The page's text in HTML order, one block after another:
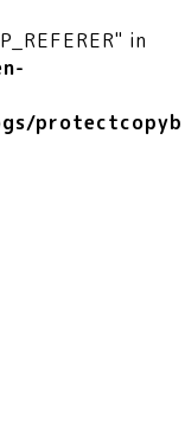
in
protectcopyb